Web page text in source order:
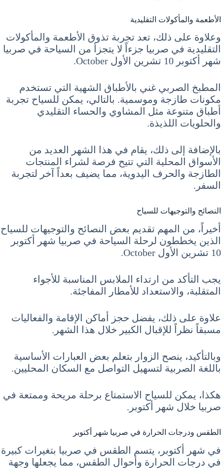
الأطعمة والمأكولات التقليدية
وعلاوة على ذلك، تعد تجربة تذوق الأطعمة والمأكولات
التقليدية في صربيا جزءاً لا يتجزأ من السياحة في صربيا
شهر أكتوبر 10 تشرين الأول October.
المطبخ الصربي غني بالأطباق الشهية التي تستخدم
مكونات طازجة وموسمية. بالتالي، يمكن للسياح تجربة
أطباق متنوعة مثل المشاوي والحساء التقليدي
والحلويات اللذيذة.
بالإضافة إلى ذلك، يقام في هذا الشهر العديد من
الأسواق المحلية التي تتيح فرصة لشراء المنتجات
الطازجة والحرف اليدوية، مما يضيف بعداً آخر لتجربة
السفر.
النصائح والتوجيهات للسياح
أخيراً، من المهم تقديم بعض النصائح والتوجيهات للسياح
الذين يخططون لرحلة السياحة في صربيا شهر أكتوبر
10 تشرين الأول October.
يجب التأكد من ارتداء الملابس المناسبة للأجواء
المتقلبة، والاستعداد للأمطار المفاجئة.
علاوة على ذلك، يفضل حجز أماكن الإقامة والفعاليات
مسبقاً نظراً للإقبال الكبير خلال هذا الشهر.
وبالتأكيد، ينصح الزوار بتعلم بعض العبارات الأساسية
باللغة الصربية لتسهيل التواصل مع السكان المحليين.
هكذا، يمكن للسياح الاستمتاع برحلة مريحة وممتعة في
صربيا خلال شهر أكتوبر.
الطقس ودرجات الحرارة في صربيا شهر أكتوبر
في شهر أكتوبر، يتسم الطقس في صربيا بتغيرات كبيرة
في درجات الحرارة وأحوال الطقس، مما يجعلها وجهة